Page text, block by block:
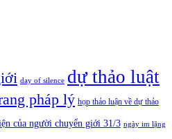
day of silence dự thảo luật
pháp lý họp thảo luận về dự thảo
của người chuyển giới 31/3 ngày im lặng